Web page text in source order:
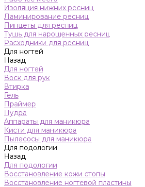
Изоляция нижних ресниц
Ламинирование ресниц
Пинцеты для ресниц
Тушь для нарощенных ресниц
Расходники для ресниц
Для ногтей
Назад
Для ногтей
Воск для рук
Втирка
Гель
Праймер
Пудра
Аппараты для маникюра
Кисти для маникюра
Пылесосы для маникюра
Для подологии
Назад
Для подологии
Восстановление кожи стопы
Восстановление ногтевой пластины